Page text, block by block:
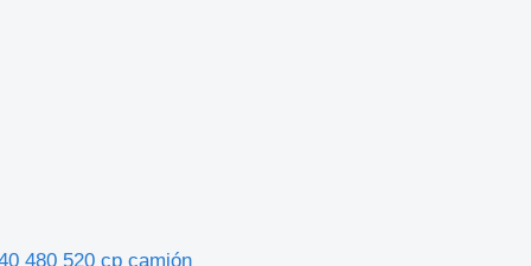
480 520 cp camión